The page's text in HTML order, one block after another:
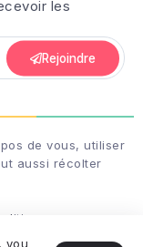
les
Rejoindre
de vous, utiliser
aussi récolter
you